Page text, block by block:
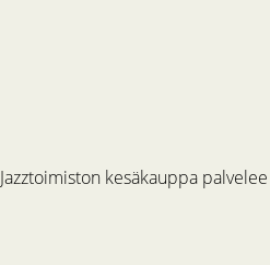
Jazztoimiston kesäkauppa